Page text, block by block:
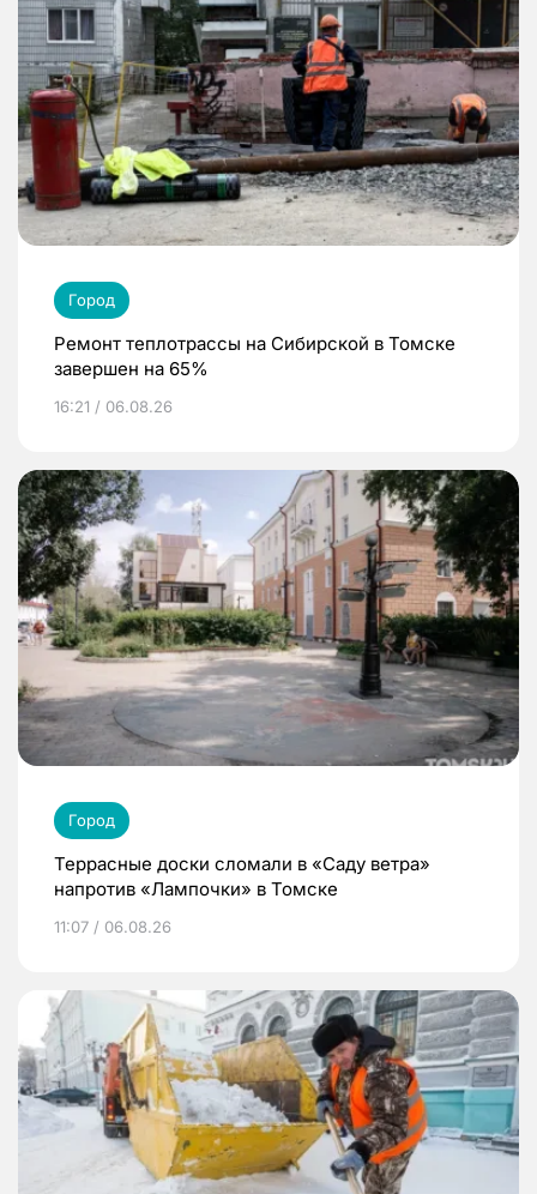
Город
Ремонт теплотрассы на Сибирской в Томске
завершен на 65%
16:21 / 06.08.26
Город
Террасные доски сломали в «Саду ветра»
напротив «Лампочки» в Томске
11:07 / 06.08.26